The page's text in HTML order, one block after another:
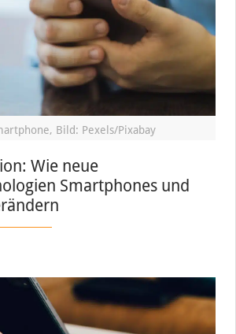
Bild: Pexels/Pixabay
Wie neue
Smartphones und